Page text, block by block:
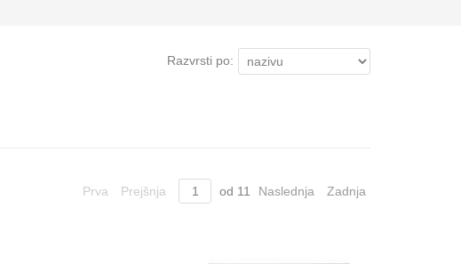
Razvrsti po:
Prva Prejšnja od 11 Naslednja Zadnja